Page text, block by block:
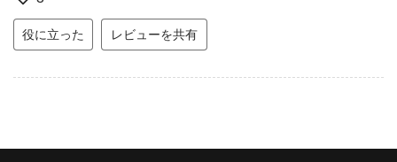
役に立った レビューを共有